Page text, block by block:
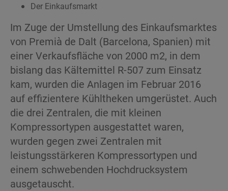
Der Einkaufsmarkt
Im Zuge der Umstellung des Einkaufsmarktes
von Premià de Dalt (Barcelona, Spanien) mit
einer Verkaufsfläche von 2000 m2, in dem
bislang das Kältemittel R-507 zum Einsatz
kam, wurden die Anlagen im Februar 2016
auf effizientere Kühltheken umgerüstet. Auch
die drei Zentralen, die mit kleinen
Kompressortypen ausgestattet waren,
wurden gegen zwei Zentralen mit
leistungsstärkeren Kompressortypen und
einem schwebenden Hochdrucksystem
ausgetauscht.